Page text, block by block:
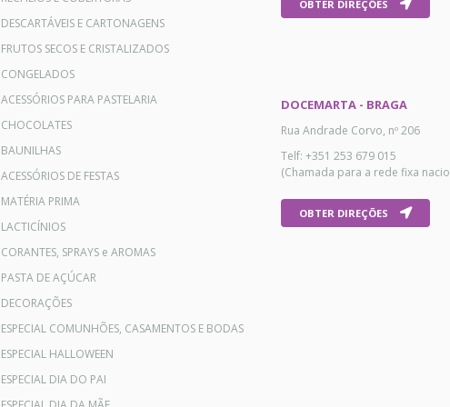
DESCARTÁVEIS E CARTONAGENS
FRUTOS SECOS E CRISTALIZADOS
CONGELADOS
ACESSÓRIOS PARA PASTELARIA
CHOCOLATES
BAUNILHAS
ACESSÓRIOS DE FESTAS
MATÉRIA PRIMA
LACTICÍNIOS
CORANTES, SPRAYS e AROMAS
PASTA DE AÇÚCAR
DECORAÇÕES
ESPECIAL COMUNHÕES, CASAMENTOS E BODAS
ESPECIAL HALLOWEEN
ESPECIAL DIA DO PAI
OBTER DIREÇÕES
DOCEMARTA - BRAGA
Rua Andrade Corvo, nº 206
Telf: +351 253 679 015
(Chamada para a rede fixa
OBTER DIREÇÕES